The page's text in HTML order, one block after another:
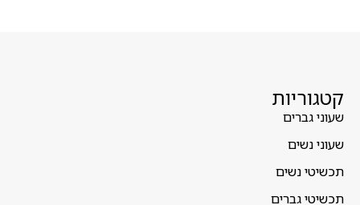
קטגוריות
שעוני גברים
שעוני נשים
תכשיטי נשים
תכשיטי גברים